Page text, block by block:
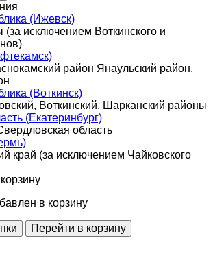
(Ижевск)
(за исключением Воткинского и
район Янаульский район,
(Воткинск)
Воткинский, Шарканский районы
(Екатеринбург)
область
край (за исключением Чайковского
в корзину